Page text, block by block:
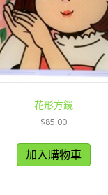
花形方鏡
$85.00
加入購物車